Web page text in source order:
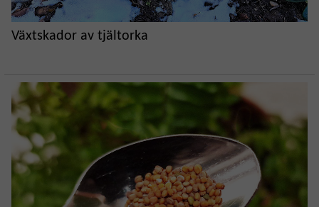
Växtskador av tjältorka